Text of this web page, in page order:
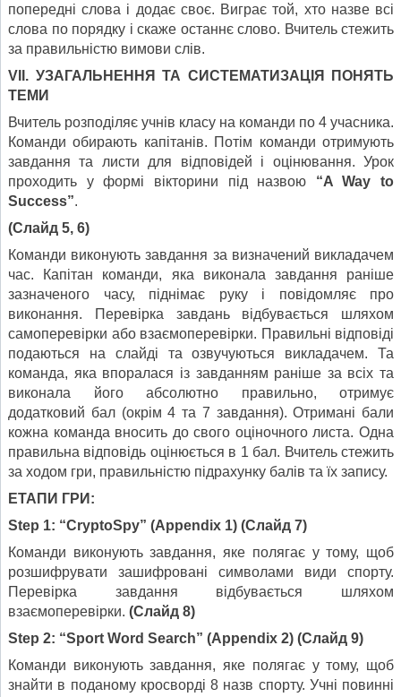
попередні слова і додає своє. Виграє той, хто назве всі
слова по порядку і скаже останнє слово. Вчитель стежить
за правильністю вимови слів.
VI І. УЗАГАЛЬНЕННЯ ТА СИСТЕМАТИЗАЦІЯ ПОНЯТЬ
ТЕМИ
Вчитель розподіляє учнів класу на команди по 4 учасника.
Команди обирають капітанів. Потім команди отримують
завдання та листи для відповідей і оцінювання. Урок
проходить у формі вікторини під назвою “A Way to
Success”.
(Слайд 5, 6)
Команди виконують завдання за визначений викладачем
час. Капітан команди, яка виконала завдання раніше
зазначеного часу, піднімає руку і повідомляє про
виконання. Перевірка завдань відбувається шляхом
самоперевірки або взаємоперевірки. Правильні відповіді
подаються на слайді та озвучуються викладачем. Та
команда, яка впоралася із завданням раніше за всіх та
виконала його абсолютно правильно, отримує
додатковий бал (окрім 4 та 7 завдання). Отримані бали
кожна команда вносить до свого оціночного листа. Одна
правильна відповідь оцінюється в 1 бал. Вчитель стежить
за ходом гри, правильністю підрахунку балів та їх запису.
ЕТАПИ ГРИ:
Step 1: “CryptoSpy” (Appendix 1) (Слайд 7)
Команди виконують завдання, яке полягає у тому, щоб
розшифрувати зашифровані символами види спорту.
Перевірка завдання відбувається шляхом
взаємоперевірки. (Слайд 8)
Step 2: “Sport Word Search” (Appendix 2) (Слайд 9)
Команди виконують завдання, яке полягає у тому, щоб
знайти в поданому кросворді 8 назв спорту. Учні повинні